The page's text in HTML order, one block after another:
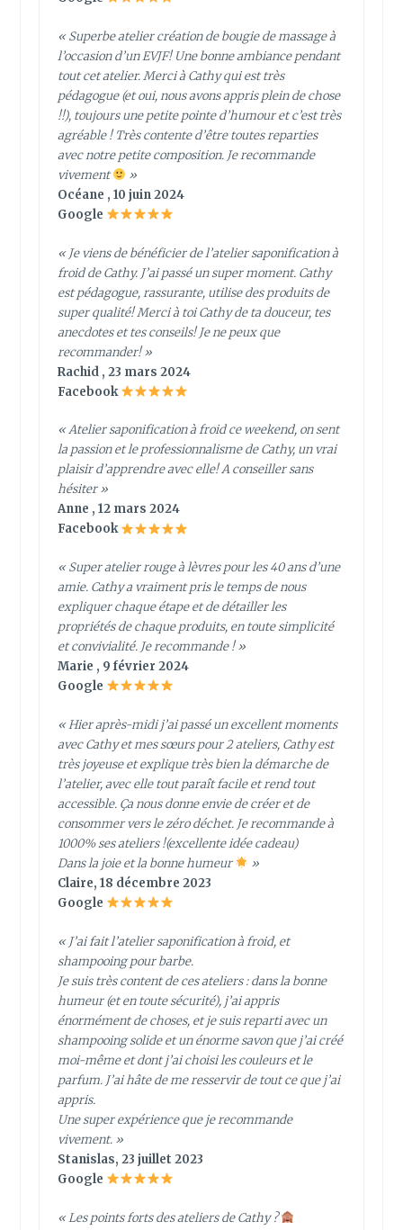
« Superbe atelier création de bougie de massage à
l’occasion d’un EVJF! Une bonne ambiance pendant
tout cet atelier. Merci à Cathy qui est très
pédagogue (et oui, nous avons appris plein de chose
!!), toujours une petite pointe d’humour et c’est très
agréable ! Très contente d’être toutes reparties
avec notre petite composition. Je recommande
vivement
»
Océane , 10 juin 2024
Google
« Je viens de bénéficier de l’atelier saponification à
froid de Cathy. J’ai passé un super moment. Cathy
est pédagogue, rassurante, utilise des produits de
super qualité! Merci à toi Cathy de ta douceur, tes
anecdotes et tes conseils! Je ne peux que
recommander! »
Rachid , 23 mars 2024
Facebook
« Atelier saponification à froid ce weekend, on sent
la passion et le professionnalisme de Cathy, un vrai
plaisir d’apprendre avec elle! A conseiller sans
hésiter »
Anne , 12 mars 2024
Facebook
« Super atelier rouge à lèvres pour les 40 ans d’une
amie. Cathy a vraiment pris le temps de nous
expliquer chaque étape et de détailler les
propriétés de chaque produits, en toute simplicité
et convivialité. Je recommande ! »
Marie , 9 février 2024
Google
« Hier après-midi j’ai passé un excellent moments
avec Cathy et mes sœurs pour 2 ateliers, Cathy est
très joyeuse et explique très bien la démarche de
l’atelier, avec elle tout paraît facile et rend tout
accessible. Ça nous donne envie de créer et de
consommer vers le zéro déchet. Je recommande à
1000% ses ateliers !(excellente idée cadeau)
Dans la joie et la bonne humeur
»
Claire, 18 décembre 2023
Google
« J’ai fait l’atelier saponification à froid, et
shampooing pour barbe.
Je suis très content de ces ateliers : dans la bonne
humeur (et en toute sécurité), j’ai appris
énormément de choses, et je suis reparti avec un
shampooing solide et un énorme savon que j’ai créé
moi-même et dont j’ai choisi les couleurs et le
parfum. J’ai hâte de me resservir de tout ce que j’ai
appris.
Une super expérience que je recommande
vivement. »
Stanislas, 23 juillet 2023
Google
« Les points forts des ateliers de Cathy ?